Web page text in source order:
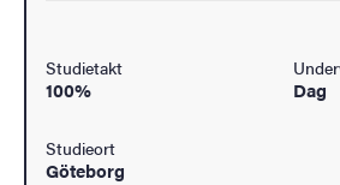
Studietakt
100% Dag
Studieort
Göteborg